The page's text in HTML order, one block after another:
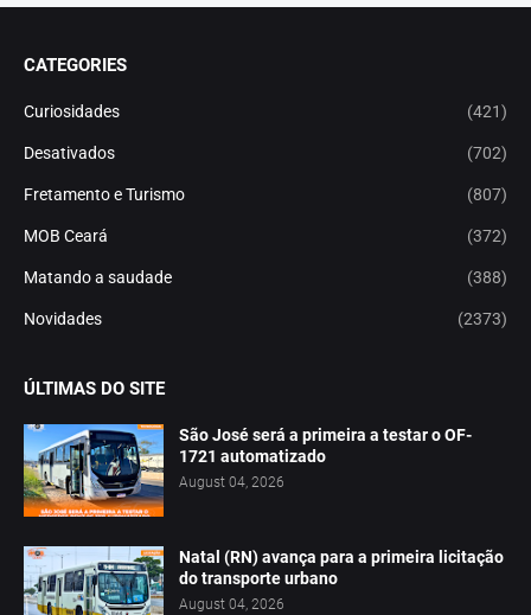
CATEGORIES
Curiosidades (421)
Desativados (702)
Fretamento e Turismo (807)
MOB Ceará (372)
Matando a saudade (388)
Novidades (2373)
ÚLTIMAS DO SITE
São José será a primeira a testar o OF-
1721 automatizado
August 04, 2026
Natal (RN) avança para a primeira licitação
do transporte urbano
August 04, 2026